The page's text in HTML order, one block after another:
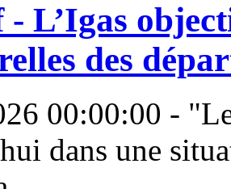
L’Igas
des
00:00:00 -
dans une